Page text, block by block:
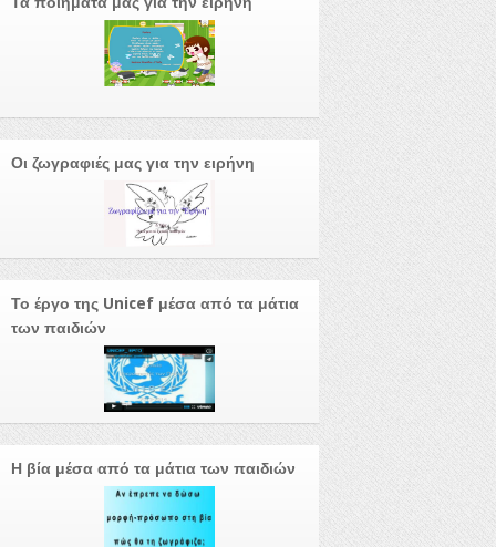
Οι ζωγραφιές μας για την ειρήνη
Το έργο της Unicef μέσα από τα μάτια
των παιδιών
Η βία μέσα από τα μάτια των παιδιών